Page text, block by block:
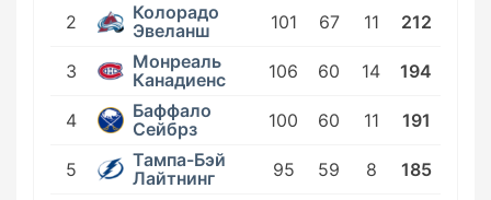
2
Колорадо
Эвеланш
101 67 11 212
3
Монреаль
Канадиенс
106 60 14 194
4
Баффало
Сейбрз
100 60 11 191
5
Тампа-Бэй
Лайтнинг
95 59 8
185